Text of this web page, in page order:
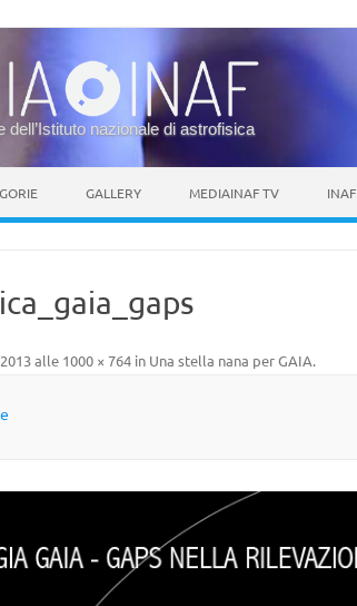
dell’Istituto nazionale di astrofisica
GALLERY MEDIAINAF TV INAF
alle 1000 × 764in Una stella nana per GAIA.